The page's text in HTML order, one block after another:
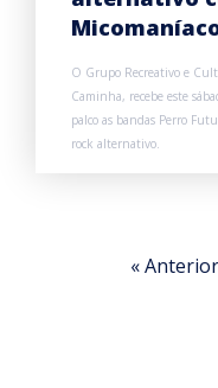
O Grupo Recreativo e
Caminha, recebe este
palco as bandas Perro
rock alternativo.
« Anterior